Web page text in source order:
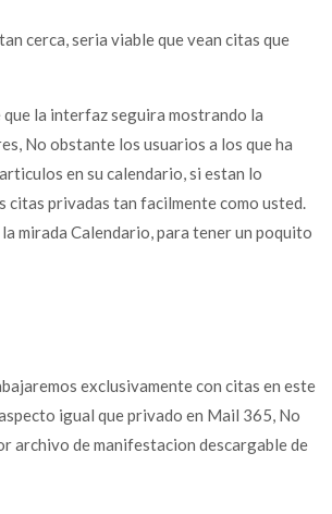
cerca, seri­a viable que vean citas que
la interfaz seguira mostrando la
No obstante los usuarios a los que ha
en su calendario, si estan lo
citas privadas tan facilmente como usted.
mirada Calendario, para tener un poquito
exclusivamente con citas en este
igual que privado en Mail 365, No
archivo de manifestacion descargable de